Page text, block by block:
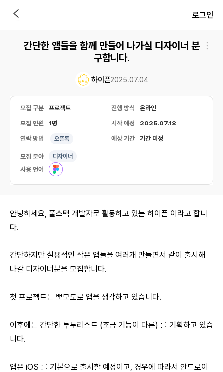
로그인
간단한 앱들을 함께 만들어 나가실 디자이너 분
구합니다.
하이픈2025.07.04
모집 구분 프로젝트 진행 방식 온라인
모집 인원 1명 시작 예정 2025.07.18
연락 방법 오픈톡 예상 기간 기간 미정
모집 분야 디자이너
사용 언어
안녕하세요, 풀스택 개발자로 활동하고 있는 하이픈 이라고 합니
다.
간단하지만 실용적인 작은 앱들을 여러개 만들면서 같이 출시해
나갈 디자이너분을 모집합니다.
첫 프로젝트는 뽀모도로 앱을 생각하고 있습니다.
이후에는 간단한 투두리스트 (조금 기능이 다른) 를 기획하고 있습
니다.
앱은 iOS 를 기본으로 출시할 예정이고, 경우에 따라서 안드로이